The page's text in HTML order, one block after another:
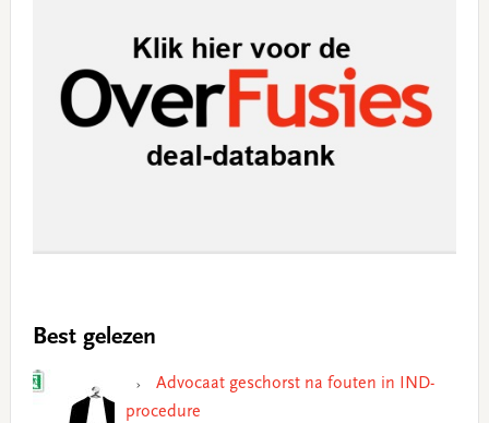
Best gelezen
Advocaat geschorst na fouten in IND-
procedure